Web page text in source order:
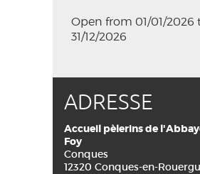
Open from 01/01/2026
31/12/2026
ADRESSE
Accueil pèlerins de
Foy
Conques
12320 Conques-en-